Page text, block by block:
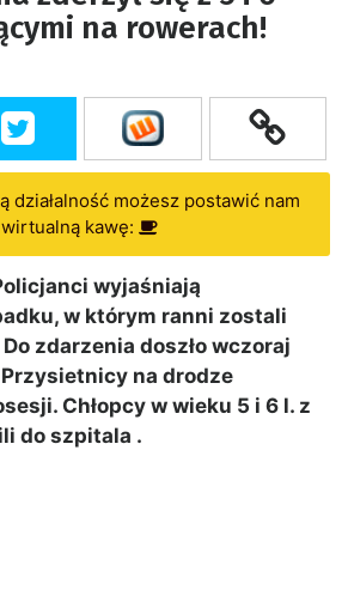
na rowerach!
działalność możesz postawić nam
wirtualną kawę:
wyjaśniają
w którym ranni zostali
zdarzenia doszło wczoraj
Przysietnicy na drodze
Chłopcy w wieku 5 i 6 l. z
do szpitala .